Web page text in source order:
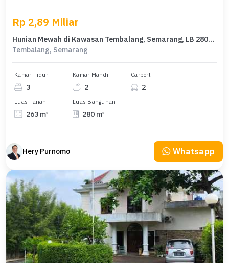
Rp 2,89 Miliar
Hunian Mewah di Kawasan Tembalang, Semarang, LB 280m², Harga 2,89 Miliar
Tembalang, Semarang
Kamar Tidur
3
Kamar Mandi
2
Carport
2
Luas Tanah
263 m²
Luas Bangunan
280 m²
Hery Purnomo Whatsapp